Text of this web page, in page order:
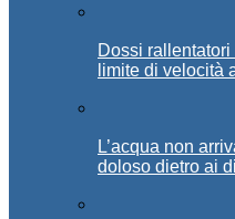
Dossi
limite di velocità
L’acqua non
doloso dietro ai